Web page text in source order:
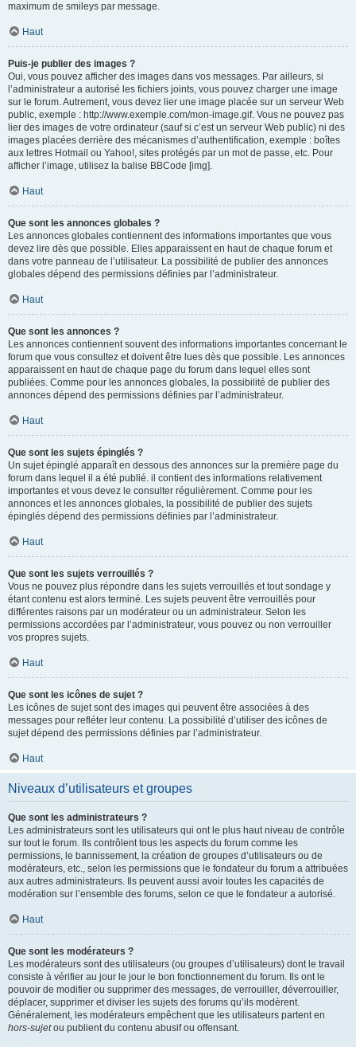
maximum de smileys par message.
Haut
Puis-je publier des images ?
Oui, vous pouvez afficher des images dans vos messages. Par ailleurs, si
l’administrateur a autorisé les fichiers joints, vous pouvez charger une image
sur le forum. Autrement, vous devez lier une image placée sur un serveur Web
public, exemple : http://www.exemple.com/mon-image.gif. Vous ne pouvez pas
lier des images de votre ordinateur (sauf si c’est un serveur Web public) ni des
images placées derrière des mécanismes d’authentification, exemple : boîtes
aux lettres Hotmail ou Yahoo!, sites protégés par un mot de passe, etc. Pour
afficher l’image, utilisez la balise BBCode [img].
Haut
Que sont les annonces globales ?
Les annonces globales contiennent des informations importantes que vous
devez lire dès que possible. Elles apparaissent en haut de chaque forum et
dans votre panneau de l’utilisateur. La possibilité de publier des annonces
globales dépend des permissions définies par l’administrateur.
Haut
Que sont les annonces ?
Les annonces contiennent souvent des informations importantes concernant le
forum que vous consultez et doivent être lues dès que possible. Les annonces
apparaissent en haut de chaque page du forum dans lequel elles sont
publiées. Comme pour les annonces globales, la possibilité de publier des
annonces dépend des permissions définies par l’administrateur.
Haut
Que sont les sujets épinglés ?
Un sujet épinglé apparaît en dessous des annonces sur la première page du
forum dans lequel il a été publié. il contient des informations relativement
importantes et vous devez le consulter régulièrement. Comme pour les
annonces et les annonces globales, la possibilité de publier des sujets
épinglés dépend des permissions définies par l’administrateur.
Haut
Que sont les sujets verrouillés ?
Vous ne pouvez plus répondre dans les sujets verrouillés et tout sondage y
étant contenu est alors terminé. Les sujets peuvent être verrouillés pour
différentes raisons par un modérateur ou un administrateur. Selon les
permissions accordées par l’administrateur, vous pouvez ou non verrouiller
vos propres sujets.
Haut
Que sont les icônes de sujet ?
Les icônes de sujet sont des images qui peuvent être associées à des
messages pour refléter leur contenu. La possibilité d’utiliser des icônes de
sujet dépend des permissions définies par l’administrateur.
Haut
Niveaux d’utilisateurs et groupes
Que sont les administrateurs ?
Les administrateurs sont les utilisateurs qui ont le plus haut niveau de contrôle
sur tout le forum. Ils contrôlent tous les aspects du forum comme les
permissions, le bannissement, la création de groupes d’utilisateurs ou de
modérateurs, etc., selon les permissions que le fondateur du forum a attribuées
aux autres administrateurs. Ils peuvent aussi avoir toutes les capacités de
modération sur l’ensemble des forums, selon ce que le fondateur a autorisé.
Haut
Que sont les modérateurs ?
Les modérateurs sont des utilisateurs (ou groupes d’utilisateurs) dont le travail
consiste à vérifier au jour le jour le bon fonctionnement du forum. Ils ont le
pouvoir de modifier ou supprimer des messages, de verrouiller, déverrouiller,
déplacer, supprimer et diviser les sujets des forums qu’ils modèrent.
Généralement, les modérateurs empêchent que les utilisateurs partent en
hors-sujetou publient du contenu abusif ou offensant.